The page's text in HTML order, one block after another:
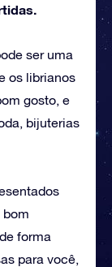
ser uma
os librianos
gosto, e
bijuterias
bom
forma
para você,